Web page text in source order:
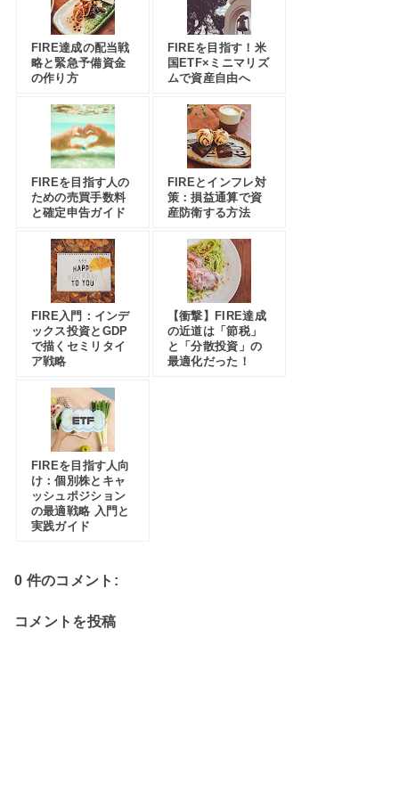
FIRE達成の配当戦
略と緊急予備資金
の作り方
FIREを目指す！米
国ETF×ミニマリズ
ムで資産自由へ
FIREを目指す人の
ための売買手数料
と確定申告ガイド
FIREとインフレ対
策：損益通算で資
産防衛する方法
FIRE入門：インデ
ックス投資とGDP
で描くセミリタイ
ア戦略
【衝撃】FIRE達成
の近道は「節税」
と「分散投資」の
最適化だった！
FIREを目指す人向
け：個別株とキャ
ッシュポジション
の最適戦略 入門と
実践ガイド
0 件のコメント:
コメントを投稿